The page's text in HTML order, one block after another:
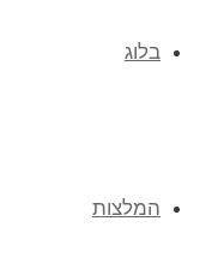
בלוג
המלצות